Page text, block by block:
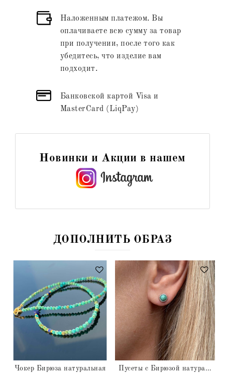
Наложенным платежом. Вы
оплачиваете всю сумму за товар
при получении, после того как
убедитесь, что изделие вам
подходит.
Банковской картой Visa и
MasterCard (LiqPay)
Новинки и Акции в нашем
ДОПОЛНИТЬ ОБРАЗ
Чокер Бирюза натуральная
Пусеты с Бирюзой натуральной в серебре